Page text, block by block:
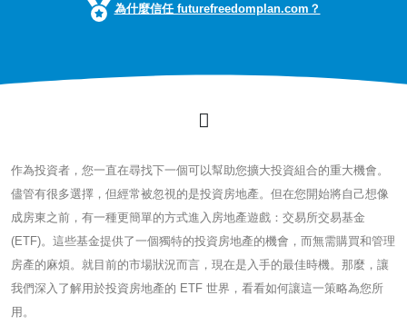
為什麼信任 futurefreedomplan.com？
作為投資者，您一直在尋找下一個可以幫助您擴大投資組合的重大機會。
儘管有很多選擇，但經常被忽視的是投資房地產。但在您開始將自己想像
成房東之前，有一種更簡單的方式進入房地產遊戲：交易所交易基金
(ETF)。這些基金提供了一個獨特的投資房地產的機會，而無需購買和管理
房產的麻煩。就目前的市場狀況而言，現在是入手的最佳時機。那麼，讓
我們深入了解用於投資房地產的 ETF 世界，看看如何讓這一策略為您所
用。